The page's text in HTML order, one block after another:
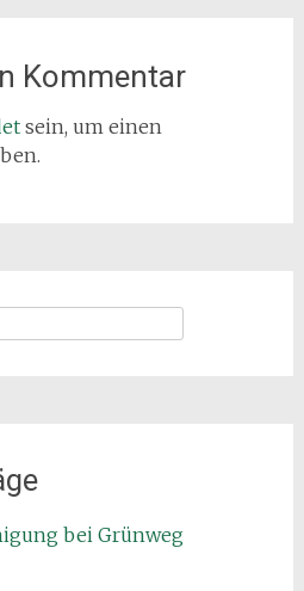
Kommentar
sein, um einen
bei Grünweg